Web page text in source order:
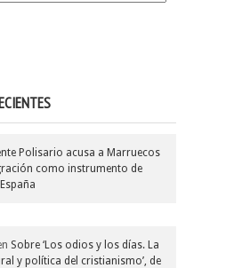
Polisario acusa a Marruecos
como instrumento de
Sobre ‘Los odios y los días. La
y política del cristianismo’, de